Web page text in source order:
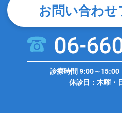
お問い合わ
診療時間 9:00～15:00
休診日：木曜・